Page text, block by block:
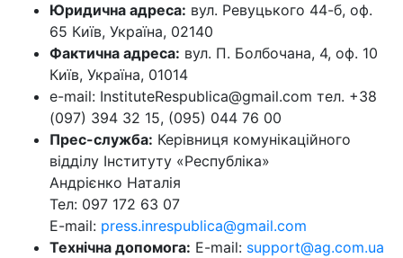
Юридична адреса: вул. Ревуцького 44-б, оф.
65 Київ, Україна, 02140
Фактична адреса: вул. П. Болбочана, 4, оф. 10
Київ, Україна, 01014
e-mail: InstituteRespublica@gmail.com тел. +38
(097) 394 32 15, (095) 044 76 00
Прес-служба: Керівниця комунікаційного
відділу Інституту «Республіка»
Андрієнко Наталія
Тел: 097 172 63 07
E-mail: press.inrespublica@gmail.com
Технічна допомога: E-mail: support@ag.com.ua